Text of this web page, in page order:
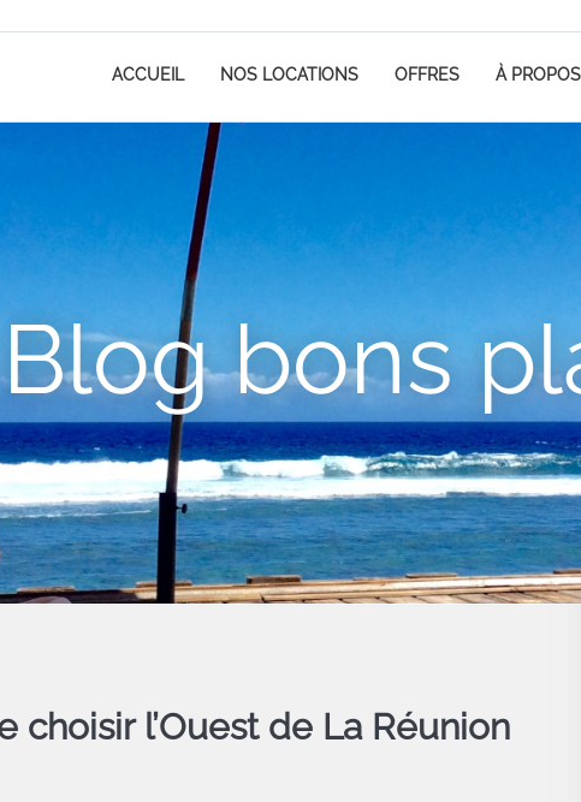
ACCUEIL NOS LOCATIONS OFFRES À
Blog bons
choisir l’Ouest de La Réunion